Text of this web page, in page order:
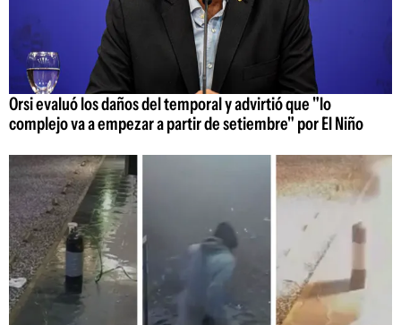
Orsi evaluó los daños del temporal y advirtió que "lo
complejo va a empezar a partir de setiembre" por El Niño